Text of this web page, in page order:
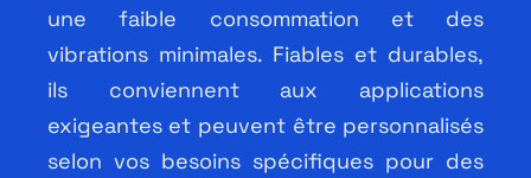
Rechercher:
une faible consommation et des
vibrations minimales. Fiables et durables,
ils conviennent aux applications
exigeantes et peuvent être personnalisés
selon vos besoins spécifiques pour des